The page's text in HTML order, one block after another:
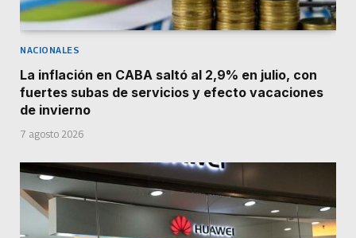
NACIONALES
La inflación en CABA saltó al 2,9% en julio, con
fuertes subas de servicios y efecto vacaciones
de invierno
7 agosto 2026